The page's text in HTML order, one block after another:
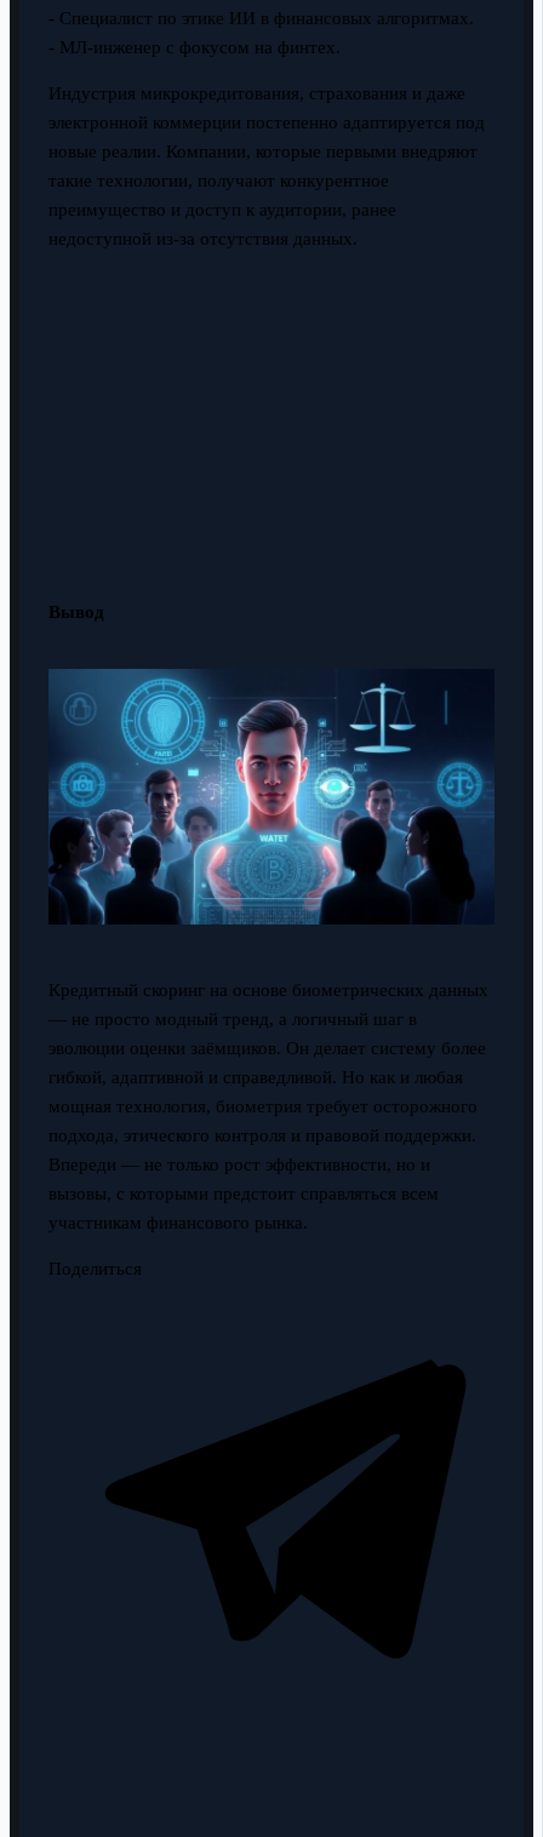
- Специалист по этике ИИ в финансовых алгоритмах.
- МЛ-инженер с фокусом на финтех.
Индустрия микрокредитования, страхования и даже
электронной коммерции постепенно адаптируется под
новые реалии. Компании, которые первыми внедряют
такие технологии, получают конкурентное
преимущество и доступ к аудитории, ранее
недоступной из-за отсутствия данных.
Вывод
Кредитный скоринг на основе биометрических данных
— не просто модный тренд, а логичный шаг в
эволюции оценки заёмщиков. Он делает систему более
гибкой, адаптивной и справедливой. Но как и любая
мощная технология, биометрия требует осторожного
подхода, этического контроля и правовой поддержки.
Впереди — не только рост эффективности, но и
вызовы, с которыми предстоит справляться всем
участникам финансового рынка.
Поделиться